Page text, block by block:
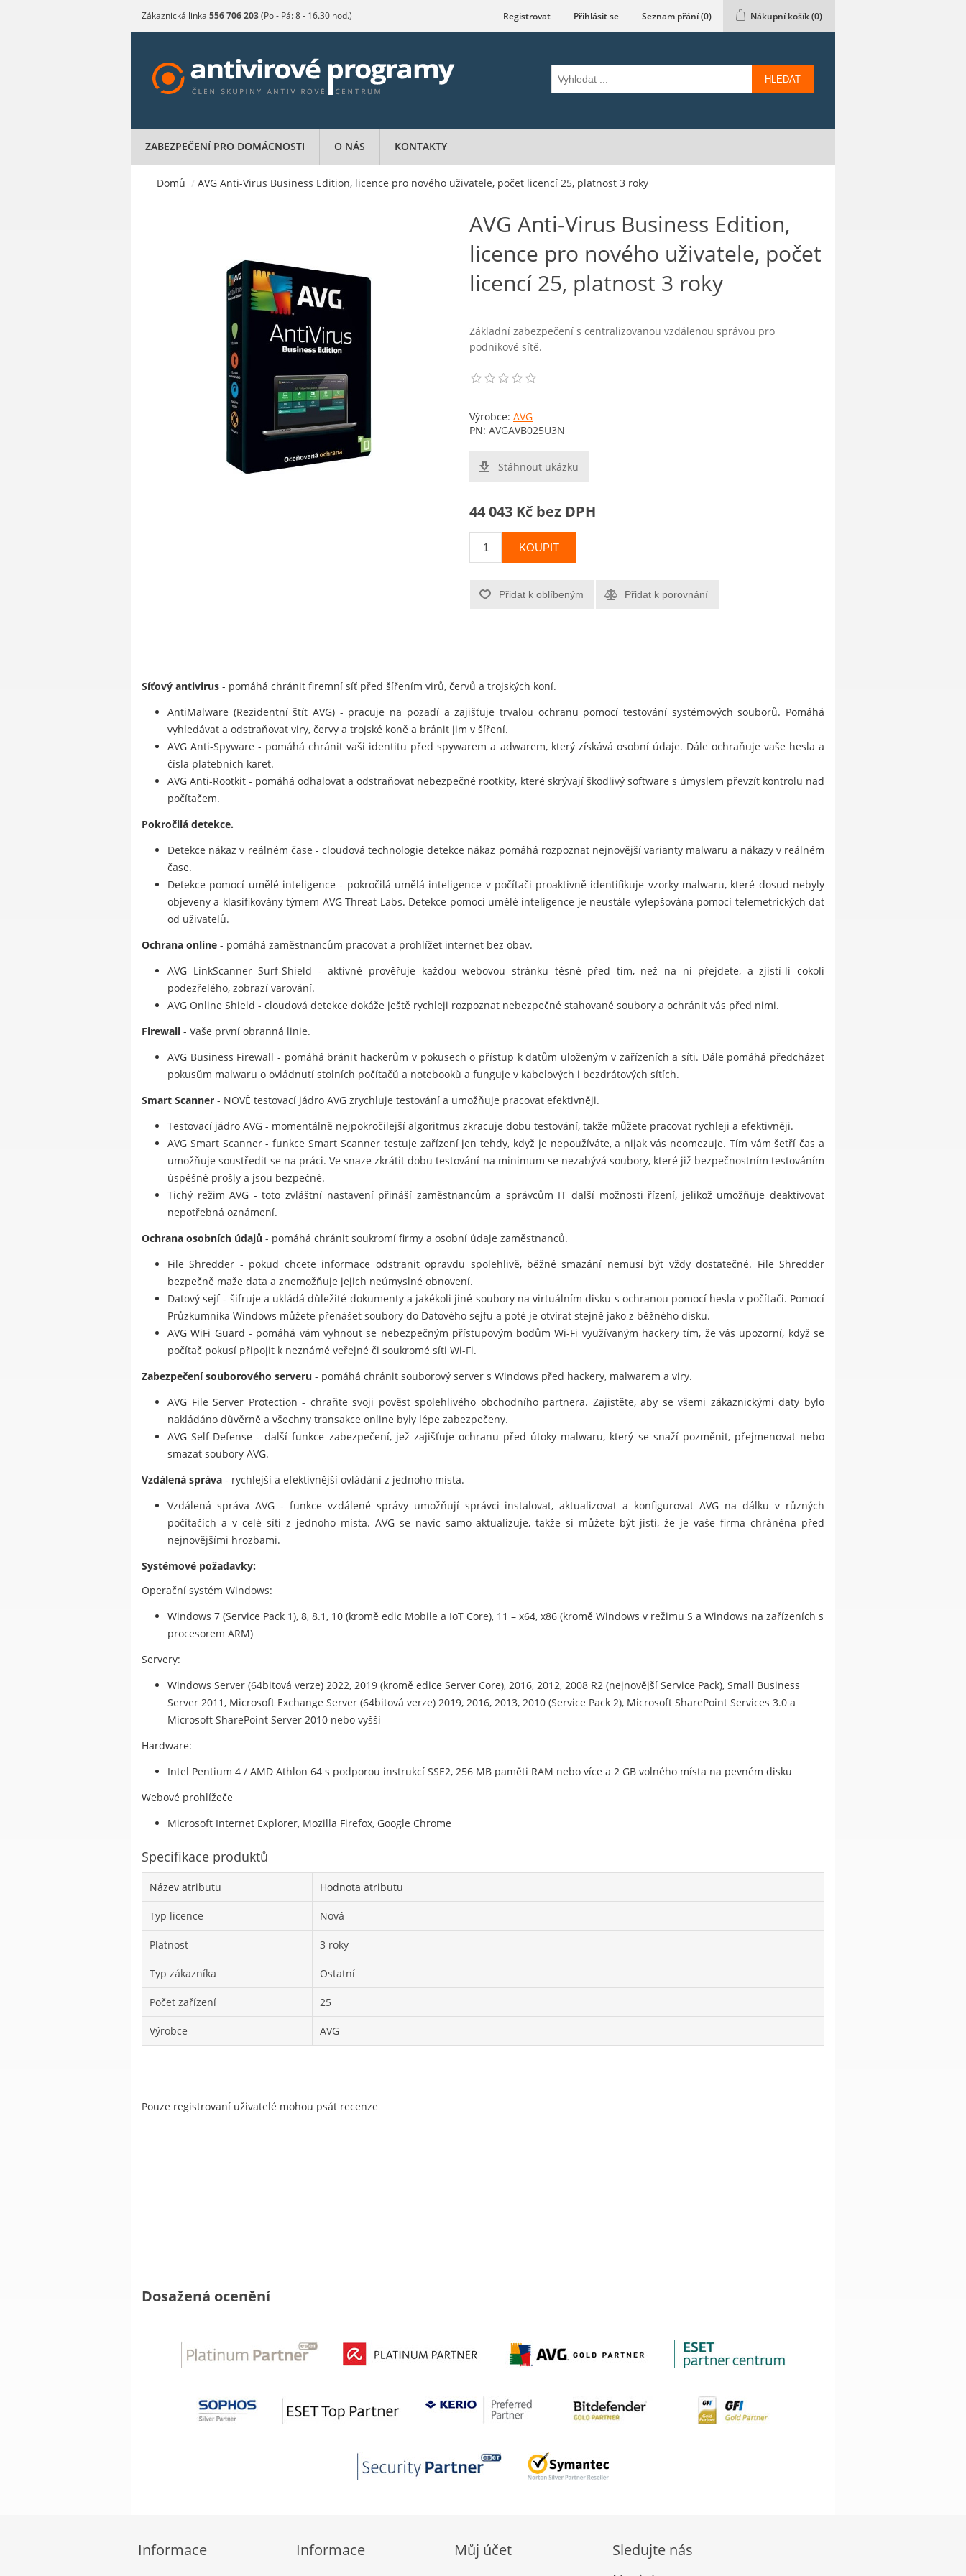
Zákaznická linka 556 706 203(Po - Pá: 8 - 16.30 hod.) Registrovat Přihlásit se Seznam přání(0) Nákupní košík(0)
HLEDAT
ZABEZPEČENÍ PRO DOMÁCNOSTI O NÁS KONTAKTY
Domů / AVG Anti-Virus Business Edition, licence pro nového uživatele, počet licencí 25, platnost 3 roky
AVG Anti-Virus Business Edition,
licence pro nového uživatele, počet
licencí 25, platnost 3 roky
Základní zabezpečení s centralizovanou vzdálenou správou pro
podnikové sítě.
Výrobce: AVG
PN: AVGAVB025U3N
Stáhnout ukázku
44 043 Kč bez DPH
KOUPIT
Přidat k oblíbeným Přidat k porovnání
Síťový antivirus - pomáhá chránit firemní síť před šířením virů, červů a trojských koní.
AntiMalware (Rezidentní štít AVG) - pracuje na pozadí a zajišťuje trvalou ochranu pomocí testování systémových souborů. Pomáhá
vyhledávat a odstraňovat viry, červy a trojské koně a bránit jim v šíření.
AVG Anti-Spyware - pomáhá chránit vaši identitu před spywarem a adwarem, který získává osobní údaje. Dále ochraňuje vaše hesla a
čísla platebních karet.
AVG Anti-Rootkit - pomáhá odhalovat a odstraňovat nebezpečné rootkity, které skrývají škodlivý software s úmyslem převzít kontrolu nad
počítačem.
Pokročilá detekce.
Detekce nákaz v reálném čase - cloudová technologie detekce nákaz pomáhá rozpoznat nejnovější varianty malwaru a nákazy v reálném
čase.
Detekce pomocí umělé inteligence - pokročilá umělá inteligence v počítači proaktivně identifikuje vzorky malwaru, které dosud nebyly
objeveny a klasifikovány týmem AVG Threat Labs. Detekce pomocí umělé inteligence je neustále vylepšována pomocí telemetrických dat
od uživatelů.
Ochrana online - pomáhá zaměstnancům pracovat a prohlížet internet bez obav.
AVG LinkScanner Surf-Shield - aktivně prověřuje každou webovou stránku těsně před tím, než na ni přejdete, a zjistí-li cokoli
podezřelého, zobrazí varování.
AVG Online Shield - cloudová detekce dokáže ještě rychleji rozpoznat nebezpečné stahované soubory a ochránit vás před nimi.
Firewall - Vaše první obranná linie.
AVG Business Firewall - pomáhá bránit hackerům v pokusech o přístup k datům uloženým v zařízeních a síti. Dále pomáhá předcházet
pokusům malwaru o ovládnutí stolních počítačů a notebooků a funguje v kabelových i bezdrátových sítích.
Smart Scanner - NOVÉ testovací jádro AVG zrychluje testování a umožňuje pracovat efektivněji.
Testovací jádro AVG - momentálně nejpokročilejší algoritmus zkracuje dobu testování, takže můžete pracovat rychleji a efektivněji.
AVG Smart Scanner - funkce Smart Scanner testuje zařízení jen tehdy, když je nepoužíváte, a nijak vás neomezuje. Tím vám šetří čas a
umožňuje soustředit se na práci. Ve snaze zkrátit dobu testování na minimum se nezabývá soubory, které již bezpečnostním testováním
úspěšně prošly a jsou bezpečné.
Tichý režim AVG - toto zvláštní nastavení přináší zaměstnancům a správcům IT další možnosti řízení, jelikož umožňuje deaktivovat
nepotřebná oznámení.
Ochrana osobních údajů - pomáhá chránit soukromí firmy a osobní údaje zaměstnanců.
File Shredder - pokud chcete informace odstranit opravdu spolehlivě, běžné smazání nemusí být vždy dostatečné. File Shredder
bezpečně maže data a znemožňuje jejich neúmyslné obnovení.
Datový sejf - šifruje a ukládá důležité dokumenty a jakékoli jiné soubory na virtuálním disku s ochranou pomocí hesla v počítači. Pomocí
Průzkumníka Windows můžete přenášet soubory do Datového sejfu a poté je otvírat stejně jako z běžného disku.
AVG WiFi Guard - pomáhá vám vyhnout se nebezpečným přístupovým bodům Wi-Fi využívaným hackery tím, že vás upozorní, když se
počítač pokusí připojit k neznámé veřejné či soukromé síti Wi-Fi.
Zabezpečení souborového serveru - pomáhá chránit souborový server s Windows před hackery, malwarem a viry.
AVG File Server Protection - chraňte svoji pověst spolehlivého obchodního partnera. Zajistěte, aby se všemi zákaznickými daty bylo
nakládáno důvěrně a všechny transakce online byly lépe zabezpečeny.
AVG Self-Defense - další funkce zabezpečení, jež zajišťuje ochranu před útoky malwaru, který se snaží pozměnit, přejmenovat nebo
smazat soubory AVG.
Vzdálená správa - rychlejší a efektivnější ovládání z jednoho místa.
Vzdálená správa AVG - funkce vzdálené správy umožňují správci instalovat, aktualizovat a konfigurovat AVG na dálku v různých
počítačích a v celé síti z jednoho místa. AVG se navíc samo aktualizuje, takže si můžete být jistí, že je vaše firma chráněna před
nejnovějšími hrozbami.
Systémové požadavky:
Operační systém Windows:
Windows 7 (Service Pack 1), 8, 8.1, 10 (kromě edic Mobile a IoT Core), 11 – x64, x86 (kromě Windows v režimu S a Windows na zařízeních s
procesorem ARM)
Servery:
Windows Server (64bitová verze) 2022, 2019 (kromě edice Server Core), 2016, 2012, 2008 R2 (nejnovější Service Pack), Small Business
Server 2011, Microsoft Exchange Server (64bitová verze) 2019, 2016, 2013, 2010 (Service Pack 2), Microsoft SharePoint Services 3.0 a
Microsoft SharePoint Server 2010 nebo vyšší
Hardware:
Intel Pentium 4 / AMD Athlon 64 s podporou instrukcí SSE2, 256 MB paměti RAM nebo více a 2 GB volného místa na pevném disku
Webové prohlížeče
Microsoft Internet Explorer, Mozilla Firefox, Google Chrome
Specifikace produktů
Název atributu Hodnota atributu
Typ licence Nová
Platnost 3 roky
Typ zákazníka Ostatní
Počet zařízení 25
Výrobce AVG
Pouze registrovaní uživatelé mohou psát recenze
Dosažená ocenění
Informace Informace Můj účet
Sledujte nás